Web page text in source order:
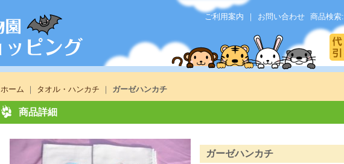
ご利用案内 ｜ お問い合わせ 商品検索:
ホーム ｜ タオル・ハンカチ ｜ ガーゼハンカチ
商品詳細
ガーゼハンカチ